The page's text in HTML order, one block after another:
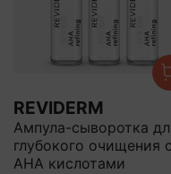
REVIDERM
Ампула-сыворотка
глубокого очищения с
AHA кислотами